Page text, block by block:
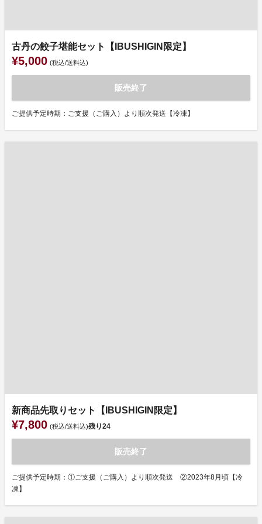
古丹の餃子堪能セット【IBUSHIGIN限定】
¥5,000 (税込/送料込)
販売終了
ご提供予定時期：ご支援（ご購入）より順次発送【冷凍】
新商品先取りセット【IBUSHIGIN限定】
¥7,800 (税込/送料込)残り24
販売終了
ご提供予定時期：①ご支援（ご購入）より順次発送 ②2023年8月頃【冷
凍】